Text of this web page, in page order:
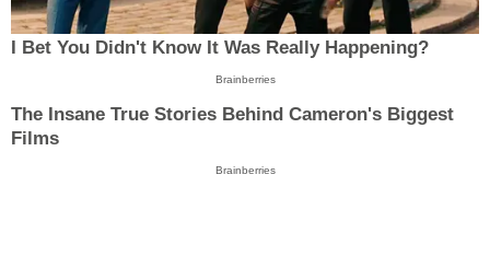
I Bet You Didn't Know It Was Really Happening?
Brainberries
The Insane True Stories Behind Cameron's Biggest
Films
Brainberries